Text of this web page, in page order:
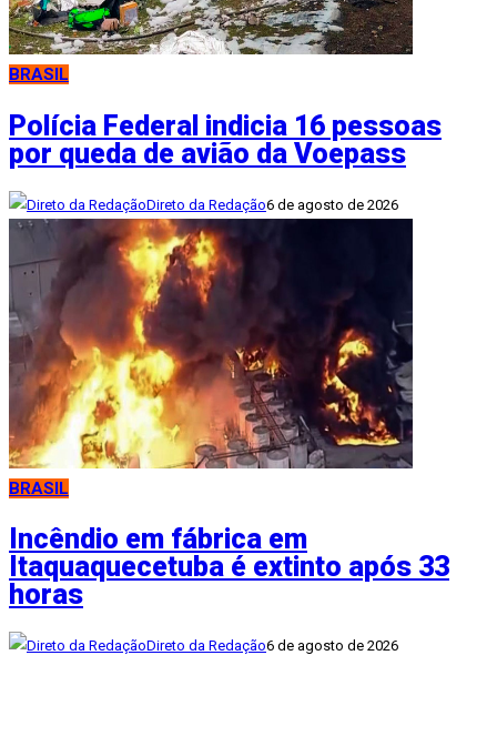
BRASIL
Polícia Federal indicia 16 pessoas
por queda de avião da Voepass
Direto da Redação6 de agosto de 2026
BRASIL
Incêndio em fábrica em
Itaquaquecetuba é extinto após 33
horas
Direto da Redação6 de agosto de 2026